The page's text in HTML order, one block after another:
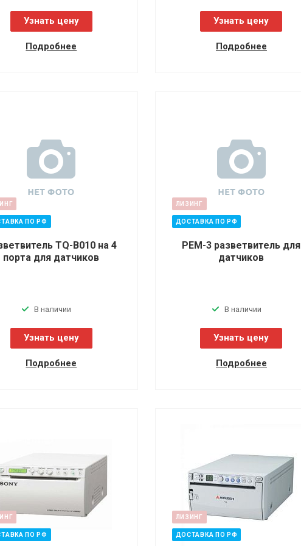
Узнать цену
Подробнее
Узнать цену
Подробнее
ПО РФ
TQ-B010 на 4
порта для датчиков
В наличии
Узнать цену
Подробнее
ЛИЗИНГ
ДОСТАВКА ПО РФ
PEM-3 разветвитель для
датчиков
В наличии
Узнать цену
Подробнее
ПО РФ
ЛИЗИНГ
ДОСТАВКА ПО РФ